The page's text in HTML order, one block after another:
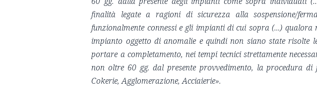
finalità legate a ragioni di sicurezza alla sospensione/
funzionalmente connessi e gli impianti di cui sopra (…) qualora
impianto oggetto di anomalie e quindi non siano state risolte
portare a completamento, nei tempi tecnici strettamente
non oltre 60 gg. dal presente provvedimento, la procedura
Cokerie, Agglomerazione, Acciaierie».